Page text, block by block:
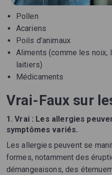
Pollen
Acariens
Poils d’animaux
Aliments (comme les
laitiers)
Médicaments
Vrai-Faux sur
1.Vrai : Les allergies
symptômes variés.
Les allergies peuvent se
formes, notamment des
démangeaisons, des